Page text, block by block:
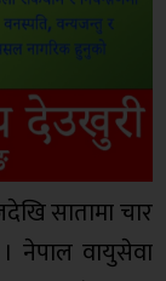
सातामा चार
नेपाल वायुसेवा